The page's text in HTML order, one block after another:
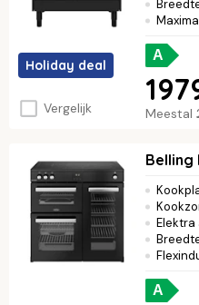
Holiday deal
Vergelijk
A
Meestal
Belling
A